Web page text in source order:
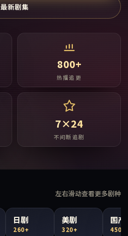
最新剧集
800+
热播追更
7×24
不间断追剧
左右滑动查看更多剧种
日剧
260+
美剧
320+
国产
450+